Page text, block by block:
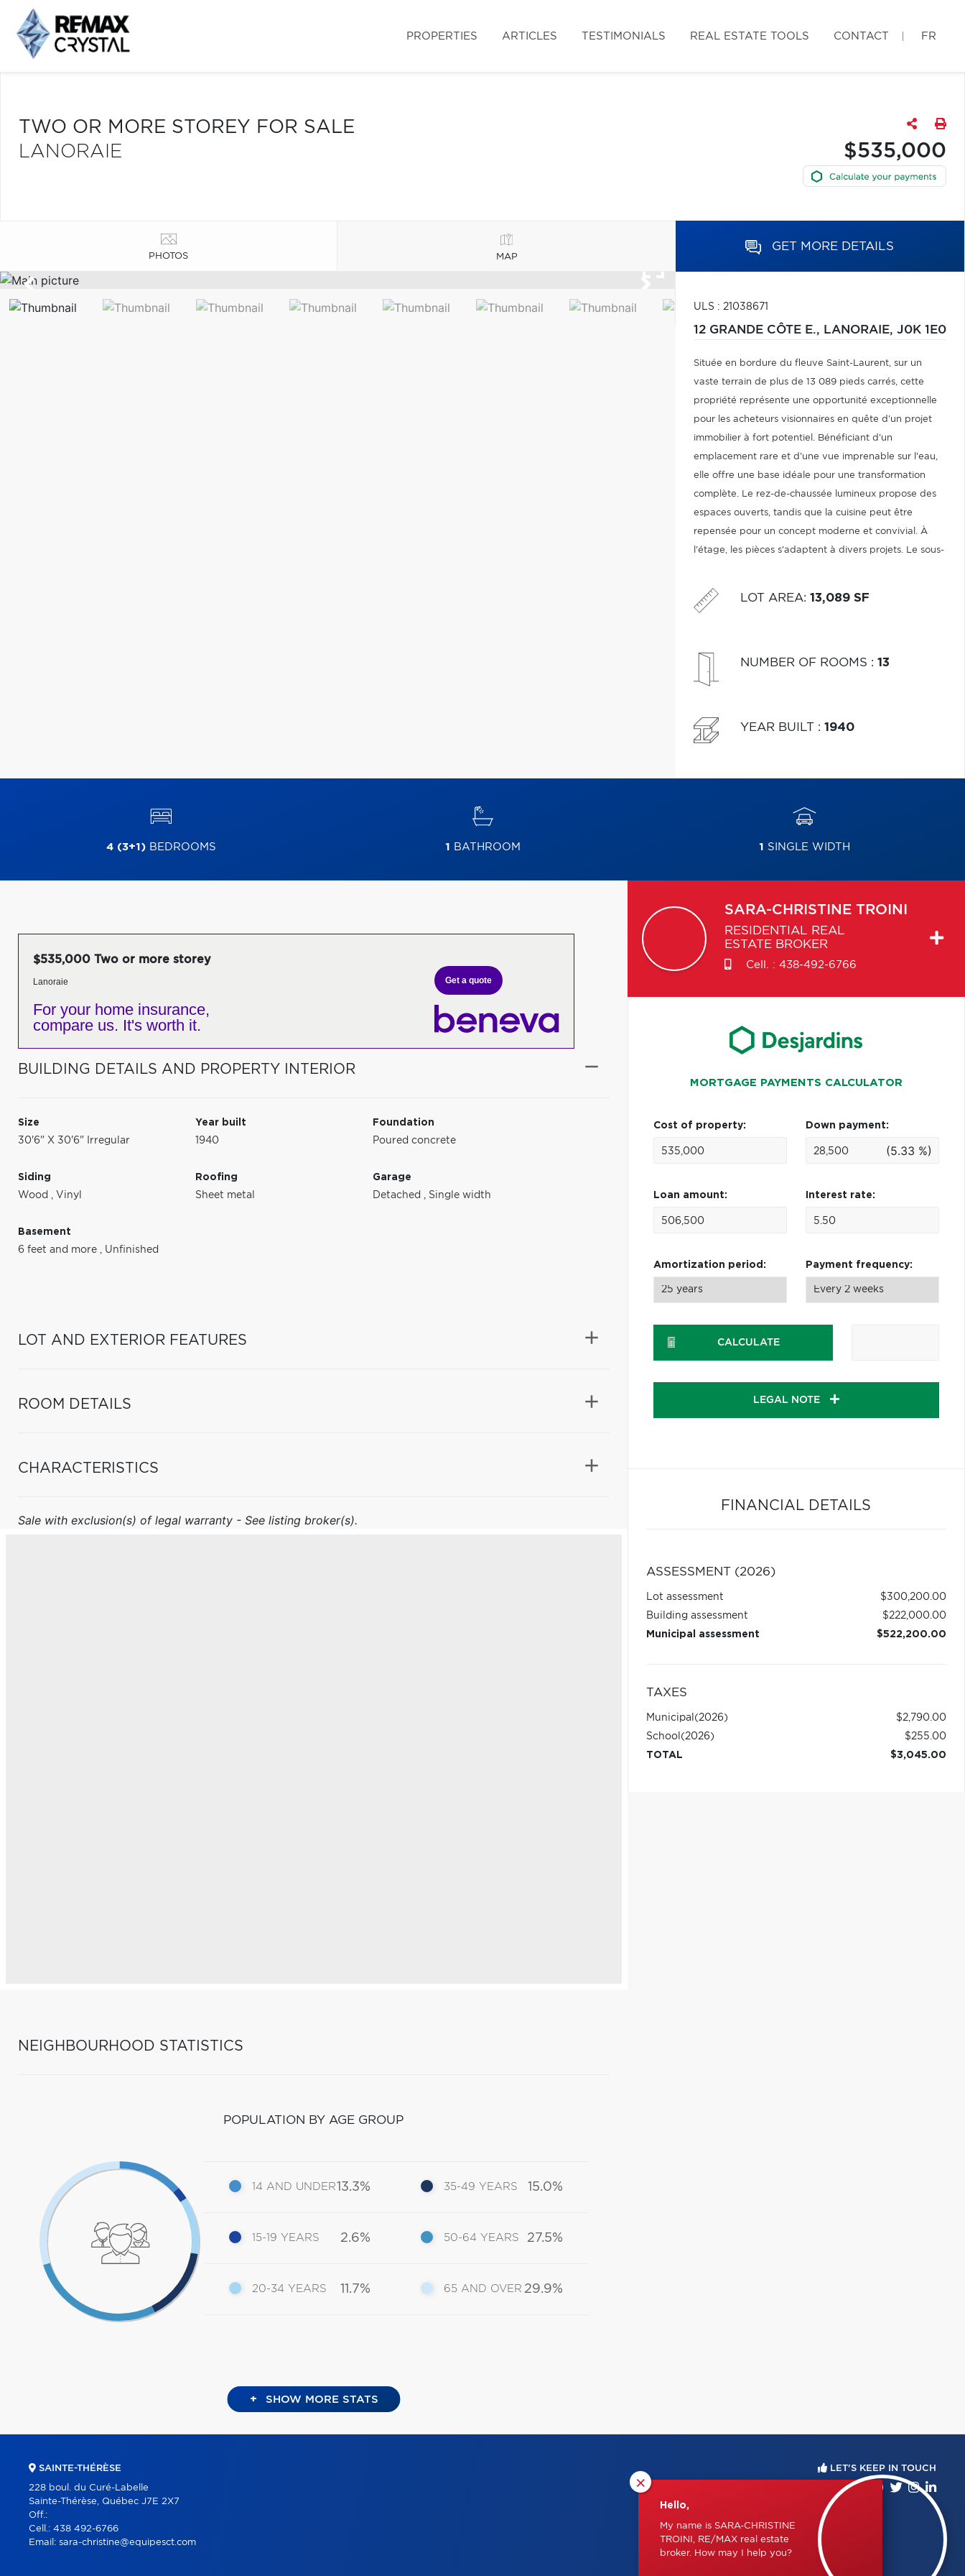
PROPERTIES ARTICLES TESTIMONIALS REAL ESTATE TOOLS CONTACT FR
TWO OR MORE STOREY FOR SALE
LANORAIE
$535,000
PHOTOS MAP
GET MORE DETAILS
ULS : 21038671
12 GRANDE CÔTE E., LANORAIE, J0K 1E0
Située en bordure du fleuve Saint-Laurent, sur un
vaste terrain de plus de 13 089 pieds carrés, cette
propriété représente une opportunité exceptionnelle
pour les acheteurs visionnaires en quête d'un projet
immobilier à fort potentiel. Bénéficiant d'un
emplacement rare et d'une vue imprenable sur l'eau,
elle offre une base idéale pour une transformation
complète. Le rez-de-chaussée lumineux propose des
espaces ouverts, tandis que la cuisine peut être
repensée pour un concept moderne et convivial. À
l'étage, les pièces s'adaptent à divers projets. Le sous-
LOT AREA: 13,089 SF
NUMBER OF ROOMS : 13
YEAR BUILT : 1940
4 (3+1)BEDROOMS 1 BATHROOM 1 SINGLE WIDTH
$535,000 Two or more storey
Lanoraie
For your home insurance,
compare us. It's worth it.
Get a quote
BUILDING DETAILS AND PROPERTY INTERIOR
Size
30'6" X 30'6" Irregular
Year built
1940
Foundation
Poured concrete
Siding
Wood , Vinyl
Roofing
Sheet metal
Garage
Detached , Single width
Basement
6 feet and more , Unfinished
LOT AND EXTERIOR FEATURES
ROOM DETAILS
CHARACTERISTICS
Sale with exclusion(s) of legal warranty - See listing broker(s).
NEIGHBOURHOOD STATISTICS
POPULATION BY AGE GROUP
14 AND UNDER13.3%
15-19 YEARS 2.6%
20-34 YEARS 11.7%
35-49 YEARS 15.0%
50-64 YEARS 27.5%
65 AND OVER 29.9%
+ SHOW MORE STATS
SARA-CHRISTINE TROINI
RESIDENTIAL REAL
ESTATE BROKER
Cell. : 438-492-6766
MORTGAGE PAYMENTS CALCULATOR
Cost of property: Down payment:
(5.33 %)
Loan amount: Interest rate:
Amortization period: Payment frequency:
CALCULATE
LEGAL NOTE
FINANCIAL DETAILS
ASSESSMENT (2026)
Lot assessment
$300,200.00
Building assessment
$222,000.00
Municipal assessment
$522,200.00
TAXES
Municipal (2026)
$2,790.00
School (2026)
$255.00
TOTAL
$3,045.00
×
Hello,
My name is SARA-CHRISTINE
TROINI, RE/MAX real estate
broker. How may I help you?
SAINTE-THÉRÈSE
228 boul. du Curé-Labelle
Sainte-Thérèse, Québec J7E 2X7
Off.:
Cell.: 438 492-6766
Email: sara-christine@equipesct.com
LET'S KEEP IN TOUCH